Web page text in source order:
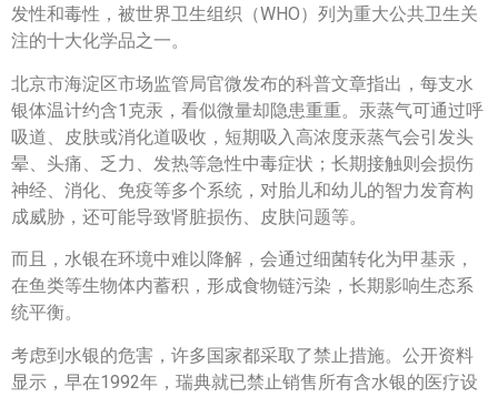
发性和毒性，被世界卫生组织（WHO）列为重大公共卫生关
注的十大化学品之一。
北京市海淀区市场监管局官微发布的科普文章指出，每支水
银体温计约含1克汞，看似微量却隐患重重。汞蒸气可通过呼
吸道、皮肤或消化道吸收，短期吸入高浓度汞蒸气会引发头
晕、头痛、乏力、发热等急性中毒症状；长期接触则会损伤
神经、消化、免疫等多个系统，对胎儿和幼儿的智力发育构
成威胁，还可能导致肾脏损伤、皮肤问题等。
而且，水银在环境中难以降解，会通过细菌转化为甲基汞，
在鱼类等生物体内蓄积，形成食物链污染，长期影响生态系
统平衡。
考虑到水银的危害，许多国家都采取了禁止措施。公开资料
显示，早在1992年，瑞典就已禁止销售所有含水银的医疗设